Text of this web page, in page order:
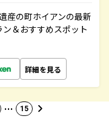
産の町ホイアンの最新
＆おすすめスポット
詳細を見る
… 15